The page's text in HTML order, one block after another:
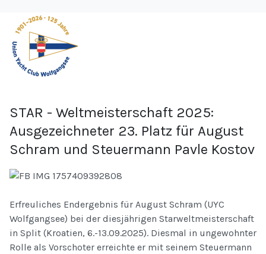
STAR - Weltmeisterschaft 2025:
Ausgezeichneter 23. Platz für August
Schram und Steuermann Pavle Kostov
Erfreuliches Endergebnis für August Schram (UYC
Wolfgangsee) bei der diesjährigen Starweltmeisterschaft
in Split (Kroatien, 6.-13.09.2025). Diesmal in ungewohnter
Rolle als Vorschoter erreichte er mit seinem Steuermann